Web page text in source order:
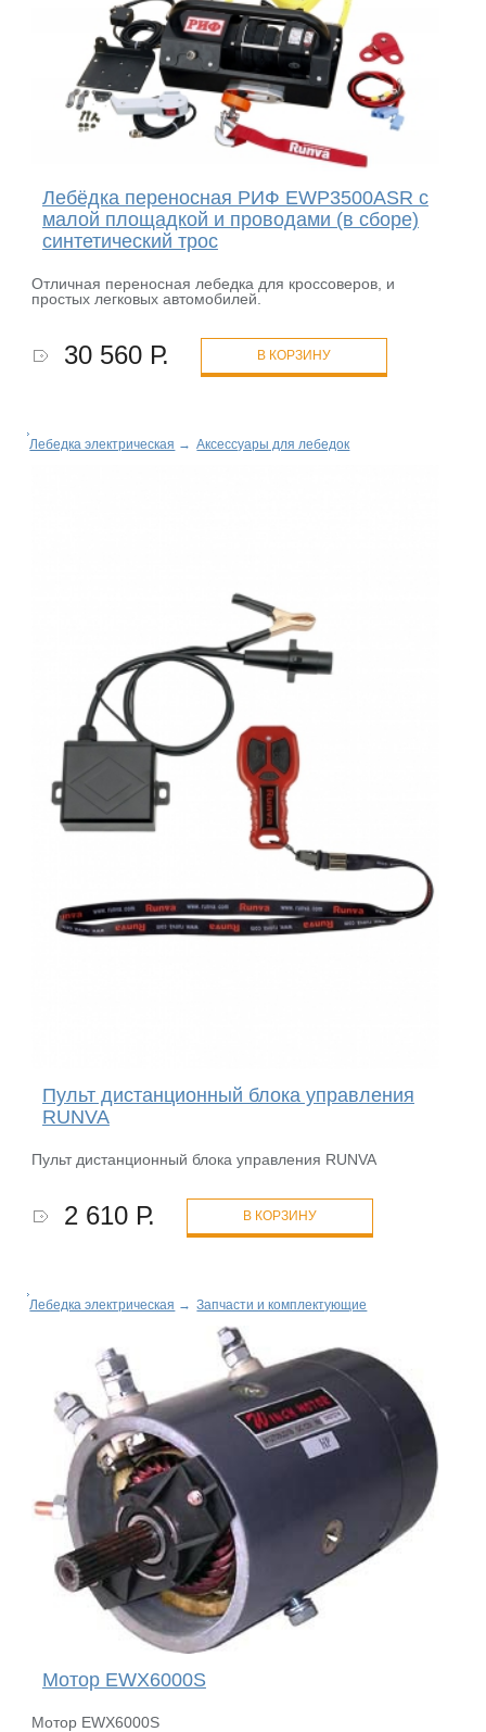
Лебёдка переносная РИФ EWP3500ASR c
малой площадкой и проводами (в сборе)
синтетический трос
Отличная переносная лебедка для кроссоверов, и
простых легковых автомобилей.
30 560 Р. В КОРЗИНУ
Лебедка электрическая → Аксессуары для лебедок
Пульт дистанционный блока управления
RUNVA
Пульт дистанционный блока управления RUNVA
2 610 Р. В КОРЗИНУ
Лебедка электрическая → Запчасти и комплектующие
Мотор EWX6000S
Мотор EWX6000S